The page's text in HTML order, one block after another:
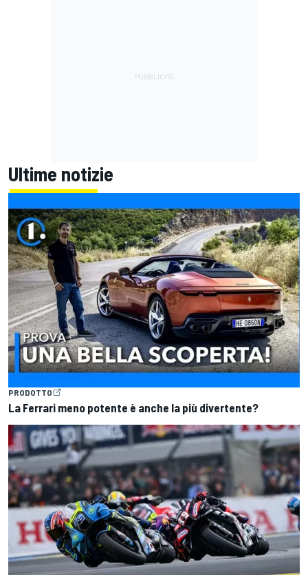
Ultime notizie
PRODOTTO
La Ferrari meno potente è anche la più divertente?